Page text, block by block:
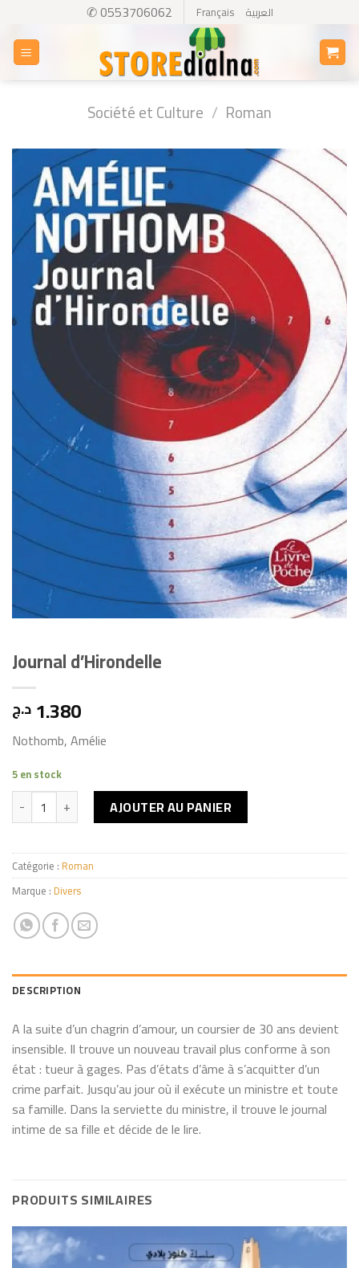
content
✆ 0553706062 Français العربية
Société et Culture / Roman
Journal d’Hirondelle
1.380 د.ج
Nothomb, Amélie
5 en stock
quantité de Journal d'Hirondelle
AJOUTER AU PANIER
Catégorie : Roman
Marque : Divers
DESCRIPTION
A la suite d’un chagrin d’amour, un coursier de 30 ans devient
insensible. Il trouve un nouveau travail plus conforme à son
état : tueur à gages. Pas d’états d’âme à s’acquitter d’un
crime parfait. Jusqu’au jour où il exécute un ministre et toute
sa famille. Dans la serviette du ministre, il trouve le journal
intime de sa fille et décide de le lire.
PRODUITS SIMILAIRES